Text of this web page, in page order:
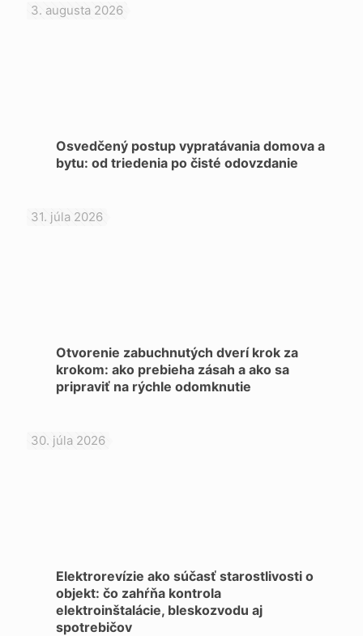
3. augusta 2026
Osvedčený postup vypratávania domova a
bytu: od triedenia po čisté odovzdanie
31. júla 2026
Otvorenie zabuchnutých dverí krok za
krokom: ako prebieha zásah a ako sa
pripraviť na rýchle odomknutie
30. júla 2026
Elektrorevízie ako súčasť starostlivosti o
objekt: čo zahŕňa kontrola
elektroinštalácie, bleskozvodu aj
spotrebičov